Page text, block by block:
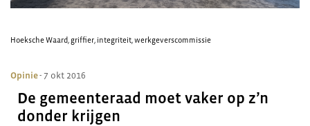
Hoeksche Waard, griffier, integriteit,werkgeverscommissie
Opinie- 7 okt 2016
De gemeenteraad moet vaker op z’n
donder krijgen